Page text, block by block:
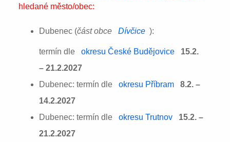
hledané město/obec:
Dubenec (část obce Dívčice ):
termín dle okresu České Budějovice
15.2.
– 21.2.2027
Dubenec: termín dle
okresu Příbram
8.2. –
14.2.2027
Dubenec: termín dle
okresu Trutnov
15.2. –
21.2.2027